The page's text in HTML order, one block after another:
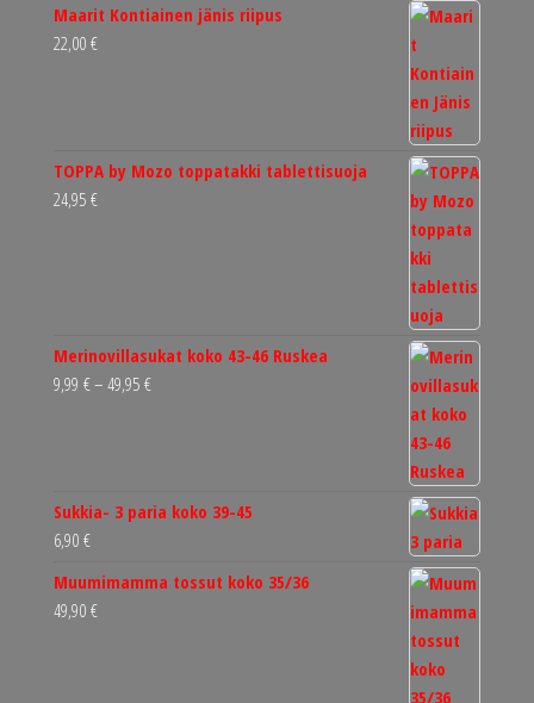
Maarit Kontiainen jänis riipus
22,00 €
TOPPA by Mozo toppatakki tablettisuoja
24,95 €
Merinovillasukat koko 43-46 Ruskea
9,99 €– 49,95 €Hintaluokka:
Sukkia- 3 paria koko 39-45
6,90 €
Muumimamma tossut koko 35/36
49,90 €